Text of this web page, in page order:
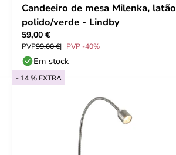
Candeeiro de mesa Milenka, latão
polido/verde - Lindby
59,00 €
PVP99,00 € PVP -40%
Em stock
- 14 % EXTRA